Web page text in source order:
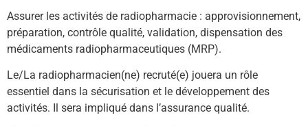
Assurer les activités de radiopharmacie : approvisionnement,
préparation, contrôle qualité, validation, dispensation des
médicaments radiopharmaceutiques (MRP).
Le/La radiopharmacien(ne) recruté(e) jouera un rôle
essentiel dans la sécurisation et le développement des
activités. Il sera impliqué dans l’assurance qualité.